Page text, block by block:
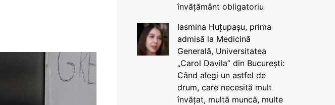
învățământ obligatoriu
Iasmina Huțupașu, prima
admisă la Medicină
Generală, Universitatea
„Carol Davila” din București:
Când alegi un astfel de
drum, care necesită mult
învățat, multă muncă, multe